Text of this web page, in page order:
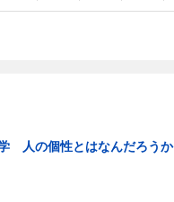
人の個性とはなんだろうか